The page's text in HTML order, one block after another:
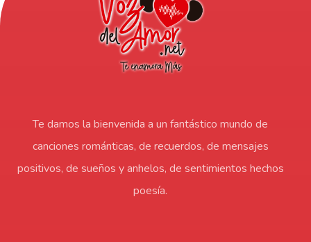
Te damos la bienvenida a un fantástico mundo de
canciones románticas, de recuerdos, de mensajes
positivos, de sueños y anhelos, de sentimientos hechos
poesía.